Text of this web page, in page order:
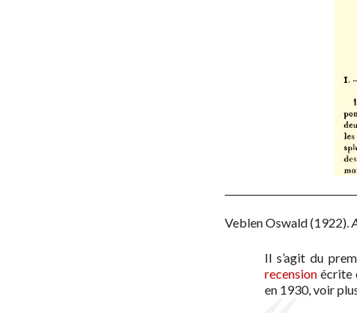
Veblen Oswald(1922).
Il s’agit du
recension écrite
en 1930, voir